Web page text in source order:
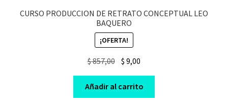
CURSO PRODUCCION DE RETRATO CONCEPTUAL LEO
BAQUERO
¡OFERTA!
$857,00 Original
was:
$ 857,00.
$ 9,00
is:
$ 9,00.
Añadir al carrito